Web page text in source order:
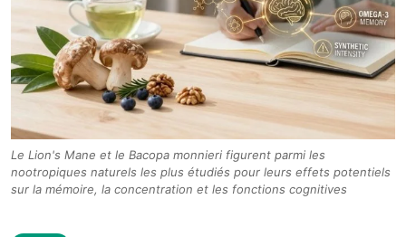
Le Lion's Mane et le Bacopa monnieri figurent parmi les
nootropiques naturels les plus étudiés pour leurs effets potentiels
sur la mémoire, la concentration et les fonctions cognitives